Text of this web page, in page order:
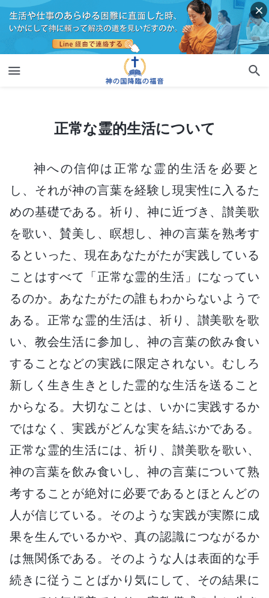
正常な霊的生活について
神への信仰は正常な霊的生活を必要と
し、それが神の言葉を経験し現実性に入るた
めの基礎である。祈り、神に近づき、讃美歌
を歌い、賛美し、瞑想し、神の言葉を熟考す
るといった、現在あなたがたが実践している
ことはすべて「正常な霊的生活」になってい
るのか。あなたがたの誰もわからないようで
ある。正常な霊的生活は、祈り、讃美歌を歌
い、教会生活に参加し、神の言葉の飲み食い
することなどの実践に限定されない。むしろ
新しく生き生きとした霊的な生活を送ること
からなる。大切なことは、いかに実践するか
ではなく、実践がどんな実を結ぶかである。
正常な霊的生活には、祈り、讃美歌を歌い、
神の言葉を飲み食いし、神の言葉について熟
考することが絶対に必要であるとほとんどの
人が信じている。そのような実践が実際に成
果を生んでいるかや、真の認識につながるか
は無関係である。そのような人は表面的な手
続きに従うことばかり気にして、その結果に